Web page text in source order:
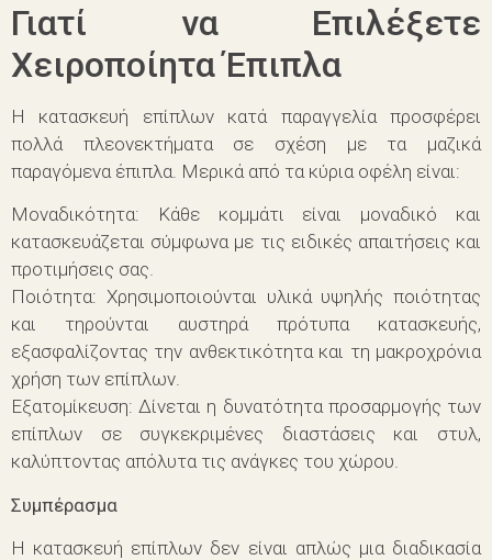
Γιατί να Επιλέξετε
Χειροποίητα Έπιπλα
Η κατασκευή επίπλων κατά παραγγελία προσφέρει
πολλά πλεονεκτήματα σε σχέση με τα μαζικά
παραγόμενα έπιπλα. Μερικά από τα κύρια οφέλη είναι:
Μοναδικότητα: Κάθε κομμάτι είναι μοναδικό και
κατασκευάζεται σύμφωνα με τις ειδικές απαιτήσεις και
προτιμήσεις σας.
Ποιότητα: Χρησιμοποιούνται υλικά υψηλής ποιότητας
και τηρούνται αυστηρά πρότυπα κατασκευής,
εξασφαλίζοντας την ανθεκτικότητα και τη μακροχρόνια
χρήση των επίπλων.
Εξατομίκευση: Δίνεται η δυνατότητα προσαρμογής των
επίπλων σε συγκεκριμένες διαστάσεις και στυλ,
καλύπτοντας απόλυτα τις ανάγκες του χώρου.
Συμπέρασμα
Η κατασκευή επίπλων δεν είναι απλώς μια διαδικασία